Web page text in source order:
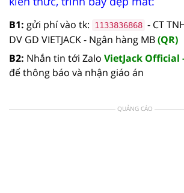
B1: gửi phí vào tk: 1133836868 - CT
DV GD VIETJACK - Ngân hàng MB(QR)
B2: Nhắn tin tới Zalo VietJack Official
để thông báo và nhận giáo án
QUẢNG CÁO